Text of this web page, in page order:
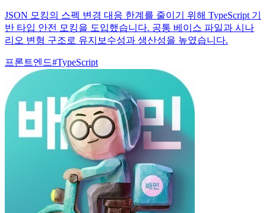
JSON 모킹의 스펙 변경 대응 한계를 줄이기 위해 TypeScript 기
반 타입 안전 모킹을 도입했습니다. 공통 베이스 파일과 시나
리오 변형 구조로 유지보수성과 생산성을 높였습니다.
프론트엔드#TypeScript